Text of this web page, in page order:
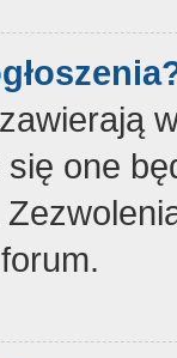
one